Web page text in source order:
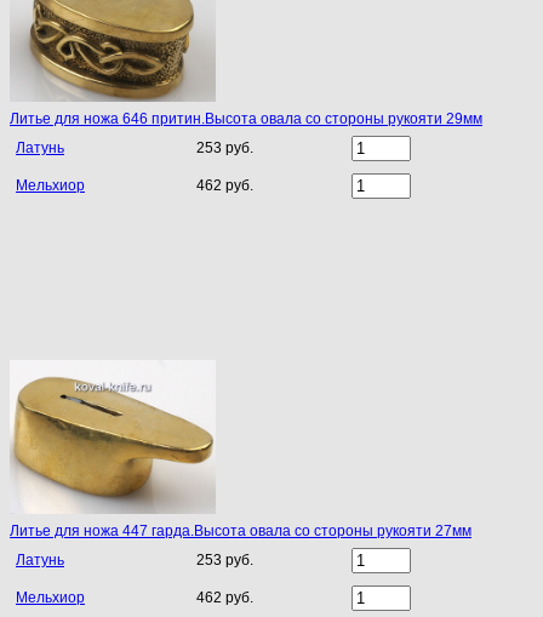
Литье для ножа 646 притин.Высота овала со стороны рукояти 29мм
Латунь
253 руб.
Мельхиор 462 руб.
Литье для ножа 447 гарда.Высота овала со стороны рукояти 27мм
Латунь
253 руб.
Мельхиор 462 руб.